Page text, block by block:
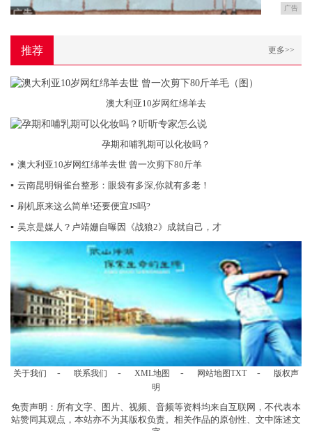
广告
推荐 更多>>
澳大利亚10岁网红绵羊去
孕期和哺乳期可以化妆吗？
▪ 澳大利亚10岁网红绵羊去世 曾一次剪下80斤羊
▪ 云南昆明铜雀台整形：眼袋有多深,你就有多老！
▪ 刷机原来这么简单!还要便宜JS吗?
▪ 吴京是媒人？卢靖姗自曝因《战狼2》成就自己，才
关于我们 - 联系我们 - XML地图 - 网站地图TXT -
版权声
明
免责声明：所有文字、图片、视频、音频等资料均来自互联网，不代表本
站赞同其观点，本站亦不为其版权负责。相关作品的原创性、文中陈述文